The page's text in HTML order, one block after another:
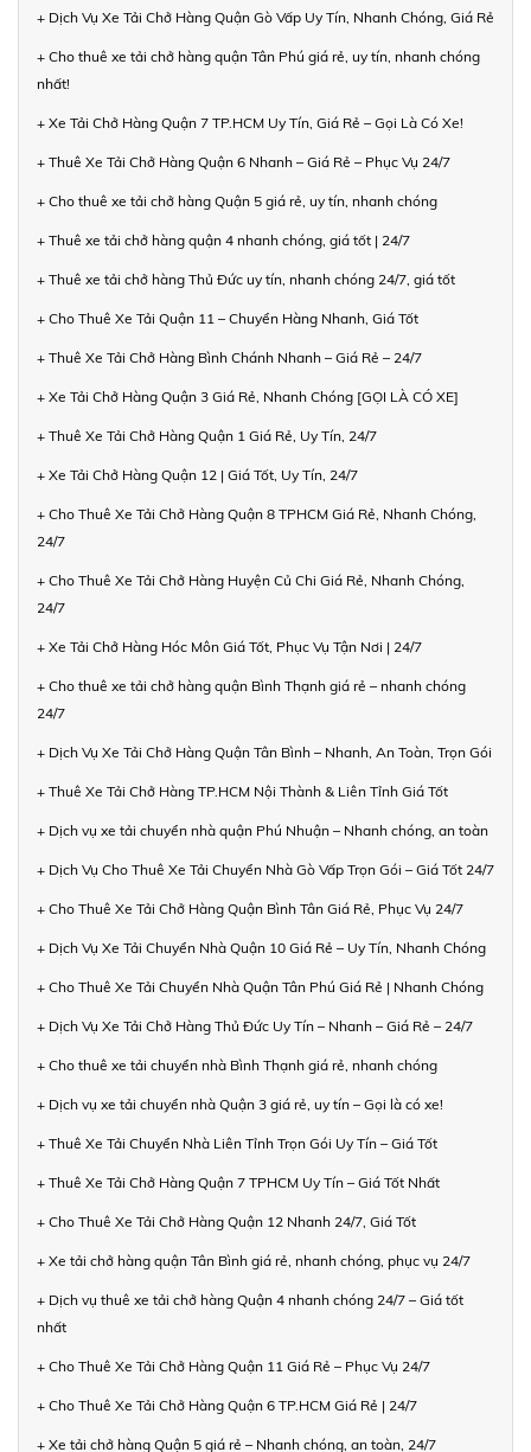
+ Dịch Vụ Xe Tải Chở Hàng Quận Gò Vấp Uy Tín, Nhanh Chóng, Giá Rẻ
+ Cho thuê xe tải chở hàng quận Tân Phú giá rẻ, uy tín, nhanh chóng
nhất!
+ Xe Tải Chở Hàng Quận 7 TP.HCM Uy Tín, Giá Rẻ – Gọi Là Có Xe!
+ Thuê Xe Tải Chở Hàng Quận 6 Nhanh – Giá Rẻ – Phục Vụ 24/7
+ Cho thuê xe tải chở hàng Quận 5 giá rẻ, uy tín, nhanh chóng
+ Thuê xe tải chở hàng quận 4 nhanh chóng, giá tốt | 24/7
+ Thuê xe tải chở hàng Thủ Đức uy tín, nhanh chóng 24/7, giá tốt
+ Cho Thuê Xe Tải Quận 11 – Chuyển Hàng Nhanh, Giá Tốt
+ Thuê Xe Tải Chở Hàng Bình Chánh Nhanh – Giá Rẻ – 24/7
+ Xe Tải Chở Hàng Quận 3 Giá Rẻ, Nhanh Chóng [GỌI LÀ CÓ XE]
+ Thuê Xe Tải Chở Hàng Quận 1 Giá Rẻ, Uy Tín, 24/7
+ Xe Tải Chở Hàng Quận 12 | Giá Tốt, Uy Tín, 24/7
+ Cho Thuê Xe Tải Chở Hàng Quận 8 TPHCM Giá Rẻ, Nhanh Chóng,
24/7
+ Cho Thuê Xe Tải Chở Hàng Huyện Củ Chi Giá Rẻ, Nhanh Chóng,
24/7
+ Xe Tải Chở Hàng Hóc Môn Giá Tốt, Phục Vụ Tận Nơi | 24/7
+ Cho thuê xe tải chở hàng quận Bình Thạnh giá rẻ – nhanh chóng
24/7
+ Dịch Vụ Xe Tải Chở Hàng Quận Tân Bình – Nhanh, An Toàn, Trọn Gói
+ Thuê Xe Tải Chở Hàng TP.HCM Nội Thành & Liên Tỉnh Giá Tốt
+ Dịch vụ xe tải chuyển nhà quận Phú Nhuận – Nhanh chóng, an toàn
+ Dịch Vụ Cho Thuê Xe Tải Chuyển Nhà Gò Vấp Trọn Gói – Giá Tốt 24/7
+ Cho Thuê Xe Tải Chở Hàng Quận Bình Tân Giá Rẻ, Phục Vụ 24/7
+ Dịch Vụ Xe Tải Chuyển Nhà Quận 10 Giá Rẻ – Uy Tín, Nhanh Chóng
+ Cho Thuê Xe Tải Chuyển Nhà Quận Tân Phú Giá Rẻ | Nhanh Chóng
+ Dịch Vụ Xe Tải Chở Hàng Thủ Đức Uy Tín – Nhanh – Giá Rẻ – 24/7
+ Cho thuê xe tải chuyển nhà Bình Thạnh giá rẻ, nhanh chóng
+ Dịch vụ xe tải chuyển nhà Quận 3 giá rẻ, uy tín – Gọi là có xe!
+ Thuê Xe Tải Chuyển Nhà Liên Tỉnh Trọn Gói Uy Tín – Giá Tốt
+ Thuê Xe Tải Chở Hàng Quận 7 TPHCM Uy Tín – Giá Tốt Nhất
+ Cho Thuê Xe Tải Chở Hàng Quận 12 Nhanh 24/7, Giá Tốt
+ Xe tải chở hàng quận Tân Bình giá rẻ, nhanh chóng, phục vụ 24/7
+ Dịch vụ thuê xe tải chở hàng Quận 4 nhanh chóng 24/7 – Giá tốt
nhất
+ Cho Thuê Xe Tải Chở Hàng Quận 11 Giá Rẻ – Phục Vụ 24/7
+ Cho Thuê Xe Tải Chở Hàng Quận 6 TP.HCM Giá Rẻ | 24/7
+ Xe tải chở hàng Quận 5 giá rẻ – Nhanh chóng, an toàn, 24/7